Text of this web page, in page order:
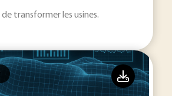
transformer les usines.